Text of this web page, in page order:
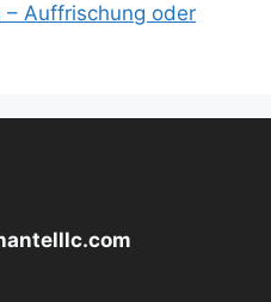
– Auffrischung oder